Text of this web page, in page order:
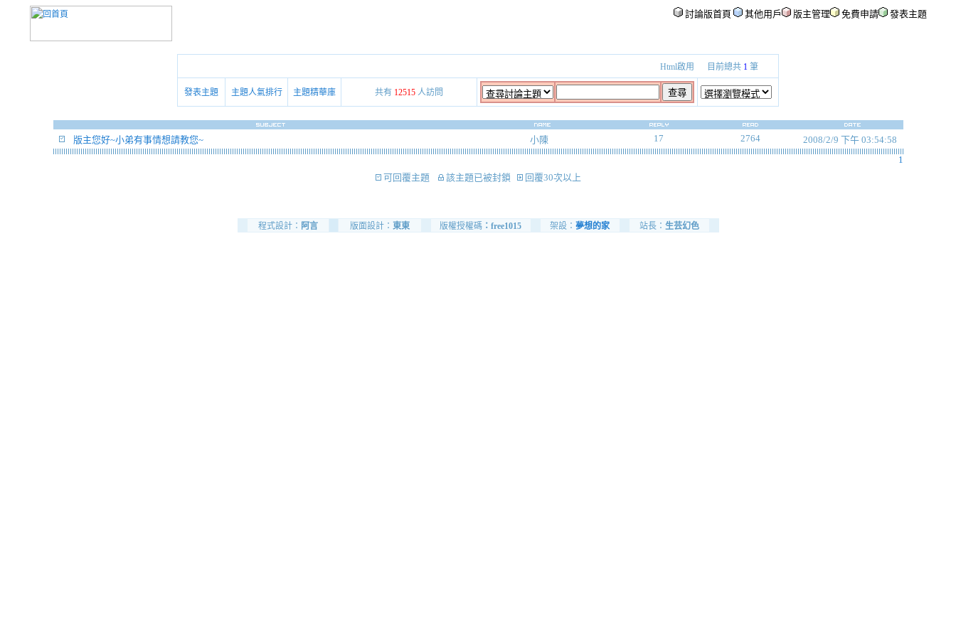
討論版首頁 其他用戶 版主管理 免費申請 發表主題
Html啟用 目前總共 1 筆
發表主題 主題人氣排行 主題精華庫 共有 12515 人訪問
版主您好~小弟有事情想請教您~ 小陳 17 2764
2008/2/9 下午 03:54:58
1
可回覆主題
該主題已被封鎖 回覆30次以上
程式設計： 阿言 版面設計： 東東 版權授權碼 ：free1015 架設： 夢想的家 站長： 生芸幻色